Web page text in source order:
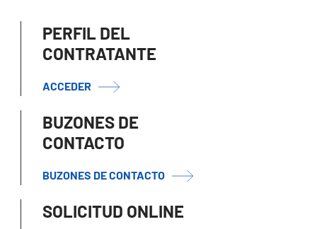
PERFIL DEL
CONTRATANTE
ACCEDER
BUZONES DE
CONTACTO
BUZONES DE CONTACTO
SOLICITUD ONLINE